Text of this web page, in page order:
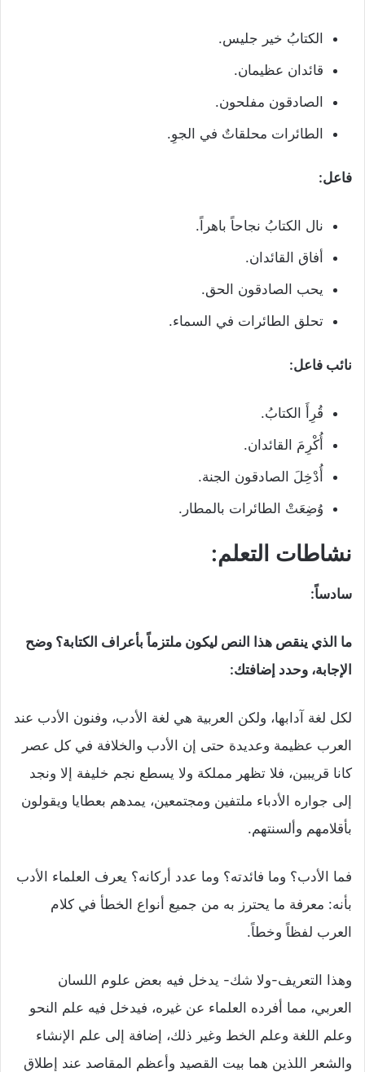
الكتابُ خير جليس.
قائدان عظيمان.
الصادقون مفلحون.
الطائرات محلقاتٌ في الجوِ.
فاعل:
نال الكتابُ نجاحاً باهراً.
أفاق القائدان.
يحب الصادقون الحق.
تحلق الطائرات في السماء.
نائب فاعل:
قُرِأَ الكتابُ.
أُكْرِمَ القائدان.
أُدْخِلَ الصادقون الجنة.
وُضِعَتْ الطائرات بالمطار.
نشاطات التعلم:
سادساً:
ما الذي ينقص هذا النص ليكون ملتزماً بأعراف الكتابة؟ وضح
الإجابة، وحدد إضافتك:
لكل لغة آدابها، ولكن العربية هي لغة الأدب، وفنون الأدب عند
العرب عظيمة وعديدة حتى إن الأدب والخلافة في كل عصر
كانا قريبين، فلا تظهر مملكة ولا يسطع نجم خليفة إلا ونجد
إلى جواره الأدباء ملتفين ومجتمعين، يمدهم بعطايا ويقولون
بأقلامهم وألسنتهم.
فما الأدب؟ وما فائدته؟ وما عدد أركانه؟ يعرف العلماء الأدب
بأنه: معرفة ما يحترز به من جميع أنواع الخطأ في كلام
العرب لفظاً وخطاً.
وهذا التعريف-ولا شك- يدخل فيه بعض علوم اللسان
العربي، مما أفرده العلماء عن غيره، فيدخل فيه علم النحو
وعلم اللغة وعلم الخط وغير ذلك، إضافة إلى علم الإنشاء
والشعر اللذين هما بيت القصيد وأعظم المقاصد عند إطلاق